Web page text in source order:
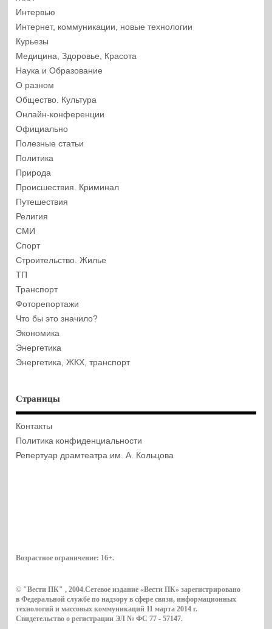
Интервью
Интернет, коммуникации, новые технологии
Курьезы
Медицина, Здоровье, Красота
Наука и Образование
О разном
Общество. Культура
Онлайн-конференции
Официально
Полезные статьи
Политика
Природа
Происшествия. Криминал
Путешествия
Религия
СМИ
Спорт
Строительство. Жилье
ТП
Транспорт
Фоторепортажи
Что бы это значило?
Экономика
Энергетика
Энергетика, ЖКХ, транспорт
Страницы
Контакты
Политика конфиденциальности
Репертуар драмтеатра им. А. Кольцова
Возрастное ограничение: 16+.
© "Вести ПК" , 2004.Сетевое издание «Вести ПК» зарегистрировано
в Федеральной службе по надзору в сфере связи, информационных
технологий и массовых коммуникаций 11 марта 2014 г.
Свидетельство о регистрации ЭЛ № ФС 77 - 57147.